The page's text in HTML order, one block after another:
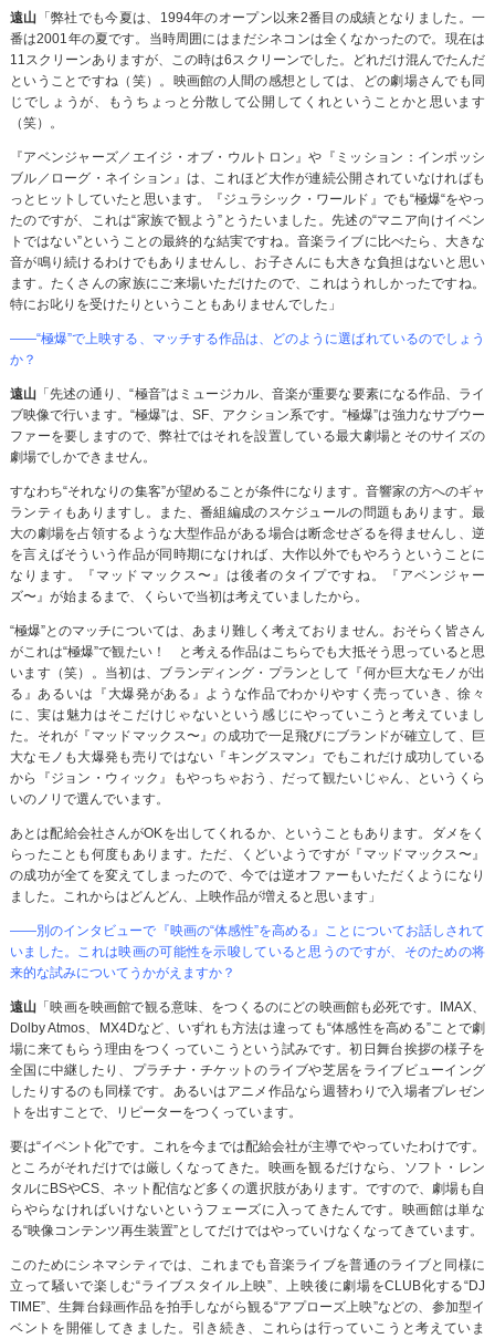
遠山 「弊社でも今夏は、1994年のオープン以来2番目の成績となりました。一
番は2001年の夏です。当時周囲にはまだシネコンは全くなかったので。現在は
11スクリーンありますが、この時は6スクリーンでした。どれだけ混んでたんだ
ということですね（笑）。映画館の人間の感想としては、どの劇場さんでも同
じでしょうが、もうちょっと分散して公開してくれということかと思います
（笑）。
『アベンジャーズ／エイジ・オブ・ウルトロン』や『ミッション：インポッシ
ブル／ローグ・ネイション』は、これほど大作が連続公開されていなければも
っとヒットしていたと思います。『ジュラシック・ワールド』でも“極爆“をやっ
たのですが、これは“家族で観よう”とうたいました。先述の“マニア向けイベン
トではない”ということの最終的な結実ですね。音楽ライブに比べたら、大きな
音が鳴り続けるわけでもありませんし、お子さんにも大きな負担はないと思い
ます。たくさんの家族にご来場いただけたので、これはうれしかったですね。
特にお叱りを受けたりということもありませんでした」
――“極爆”で上映する、マッチする作品は、どのように選ばれているのでしょう
か？
遠山 「先述の通り、“極音”はミュージカル、音楽が重要な要素になる作品、ライ
ブ映像で行います。“極爆”は、SF、アクション系です。“極爆”は強力なサブウー
ファーを要しますので、弊社ではそれを設置している最大劇場とそのサイズの
劇場でしかできません。
すなわち“それなりの集客”が望めることが条件になります。音響家の方へのギャ
ランティもありますし。また、番組編成のスケジュールの問題もあります。最
大の劇場を占領するような大型作品がある場合は断念せざるを得ませんし、逆
を言えばそういう作品が同時期になければ、大作以外でもやろうということに
なります。『マッドマックス〜』は後者のタイプですね。『アベンジャー
ズ〜』が始まるまで、くらいで当初は考えていましたから。
“極爆”とのマッチについては、あまり難しく考えておりません。おそらく皆さん
がこれは“極爆”で観たい！ と考える作品はこちらでも大抵そう思っていると思
います（笑）。当初は、ブランディング・プランとして『何か巨大なモノが出
る』あるいは『大爆発がある』ような作品でわかりやすく売っていき、徐々
に、実は魅力はそこだけじゃないという感じにやっていこうと考えていまし
た。それが『マッドマックス〜』の成功で一足飛びにブランドが確立して、巨
大なモノも大爆発も売りではない『キングスマン』でもこれだけ成功している
から『ジョン・ウィック』もやっちゃおう、だって観たいじゃん、というくら
いのノリで選んでいます。
あとは配給会社さんがOKを出してくれるか、ということもあります。ダメをく
らったことも何度もあります。ただ、くどいようですが『マッドマックス〜』
の成功が全てを変えてしまったので、今では逆オファーもいただくようになり
ました。これからはどんどん、上映作品が増えると思います」
――別のインタビューで『映画の“体感性”を高める』ことについてお話しされて
いました。これは映画の可能性を示唆していると思うのですが、そのための将
来的な試みについてうかがえますか？
遠山 「映画を映画館で観る意味、をつくるのにどの映画館も必死です。IMAX、
Dolby Atmos、MX4Dなど、いずれも方法は違っても“体感性を高める”ことで劇
場に来てもらう理由をつくっていこうという試みです。初日舞台挨拶の様子を
全国に中継したり、プラチナ・チケットのライブや芝居をライブビューイング
したりするのも同様です。あるいはアニメ作品なら週替わりで入場者プレゼン
トを出すことで、リピーターをつくっています。
要は“イベント化”です。これを今までは配給会社が主導でやっていたわけです。
ところがそれだけでは厳しくなってきた。映画を観るだけなら、ソフト・レン
タルにBSやCS、ネット配信など多くの選択肢があります。ですので、劇場も自
らやらなければいけないというフェーズに入ってきたんです。映画館は単な
る“映像コンテンツ再生装置”としてだけではやっていけなくなってきています。
このためにシネマシティでは、これまでも音楽ライブを普通のライブと同様に
立って騒いで楽しむ“ライブスタイル上映”、上映後に劇場をCLUB化する“DJ
TIME”、生舞台録画作品を拍手しながら観る“アプローズ上映”などの、参加型イ
ベントを開催してきました。引き続き、これらは行っていこうと考えていま